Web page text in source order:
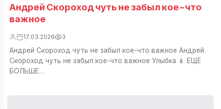
Андрей Скороход чуть не забыл кое-что
важное
17.03.2026 3
Андрей Скороход чуть не забыл кое-что важное Андрей
Скороход чуть не забыл кое-что важное Улыбка 📱 ЕЩЕ
БОЛЬШЕ…